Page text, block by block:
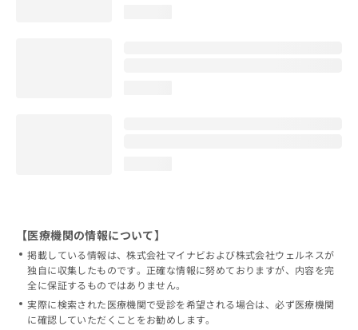
【医療機関の情報について】
掲載している情報は、株式会社マイナビおよび株式会社ウェルネスが
独自に収集したものです。正確な情報に努めておりますが、内容を完
全に保証するものではありません。
実際に検索された医療機関で受診を希望される場合は、必ず医療機関
に確認していただくことをお勧めします。